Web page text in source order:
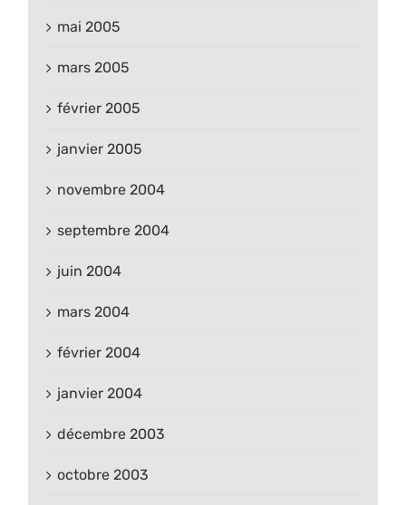
mai 2005
mars 2005
février 2005
janvier 2005
novembre 2004
septembre 2004
juin 2004
mars 2004
février 2004
janvier 2004
décembre 2003
octobre 2003